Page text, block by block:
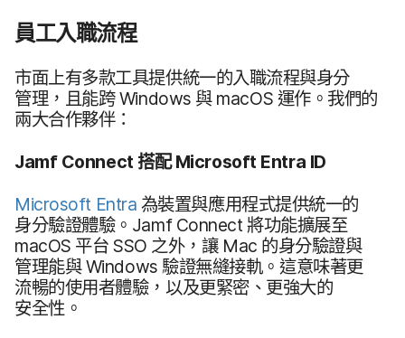
員工​入​職​流程
市面​上​有​多款​工具​提供​統一​的​入職​流程​與​身分​
管理，​且​能​跨Windows 與macOS 運作。​我們​的​
兩​大​合作​夥伴：
Jamf Connect 搭配Microsoft Entra ID
Microsoft Entra 為​裝置​與​應用​程式​提供​統一​的​
身分驗​證​體驗。 Jamf Connect將​功能​擴展​至
macOS 平​台 SSO 之​外，​讓Mac 的​身分驗證​與​
管理​能​與Windows 驗​證​無縫​接軌。​這​意​味著​更​
流暢​的​使用​者​體驗，​以及​更​緊密、​更​強大​的​
安全性。